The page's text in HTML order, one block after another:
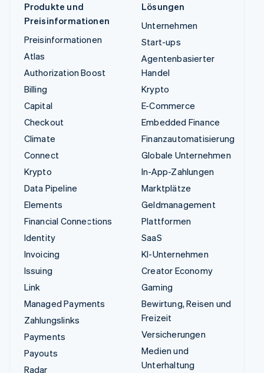
Produkte und
Preisinformationen
Preisinformationen
Atlas
Authorization Boost
Billing
Capital
Checkout
Climate
Connect
Krypto
Data Pipeline
Elements
Financial Connections
Identity
Invoicing
Issuing
Link
Managed Payments
Zahlungslinks
Payments
Payouts
Radar
Lösungen
Unternehmen
Start-ups
Agentenbasierter
Handel
Krypto
E-Commerce
Embedded Finance
Finanzautomatisierung
Globale Unternehmen
In-App-Zahlungen
Marktplätze
Geldmanagement
Plattformen
SaaS
KI-Unternehmen
Creator Economy
Gaming
Bewirtung, Reisen und
Freizeit
Versicherungen
Medien und
Unterhaltung